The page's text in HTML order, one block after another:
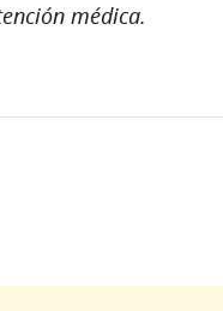
médica.